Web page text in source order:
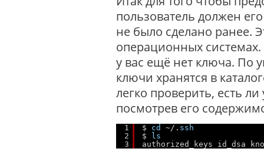
пользователь должен
не было сделано ранее.
операционных системах.
у вас ещё нет ключа. По
ключи хранятся в
легко проверить, есть ли
посмотрев его
1
2
3
$ cd ~/. ssh
$
ls
authorized_keys id_dsa